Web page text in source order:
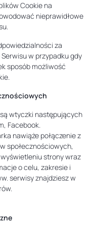
Cookie na
nieprawidłowe
za
w przypadku gdy
sposób możliwość
wtyczki następujących
Facebook.
nawiąże połączenie z
społecznościowych,
strony wraz
o celu, zakresie i
serwisy znajdziesz w